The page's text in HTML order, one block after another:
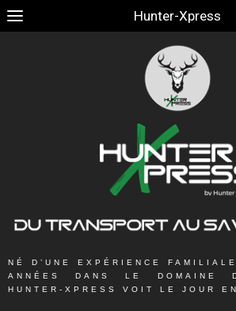
Hunter-Xpress
NÉ D’UNE EXPÉRIENCE
ANNÉES DANS LE DOMAINE
HUNTER-XPRESS VOIT LE JOUR